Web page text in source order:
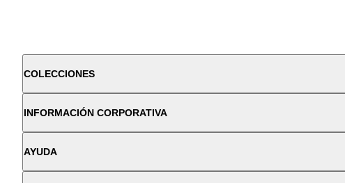
COLECCIONES
INFORMACIÓN CORPORATIVA
AYUDA